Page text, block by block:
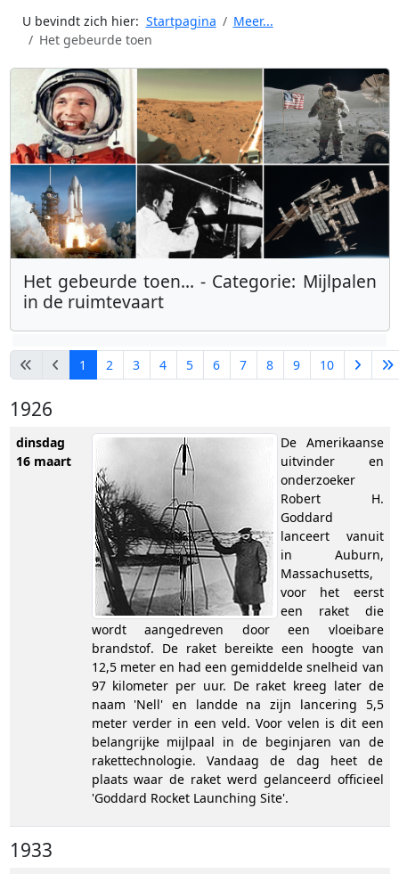
U bevindt zich hier: Startpagina
Meer...
Het gebeurde toen
Het gebeurde toen... - Categorie: Mijlpalen
in de ruimtevaart
1 2 3 4 5 6 7 8 9 10
1926
dinsdag
16 maart
De Amerikaanse
uitvinder en
onderzoeker
Robert H.
Goddard
lanceert vanuit
in Auburn,
Massachusetts,
voor het eerst
een raket die
wordt aangedreven door een vloeibare
brandstof. De raket bereikte een hoogte van
12,5 meter en had een gemiddelde snelheid van
97 kilometer per uur. De raket kreeg later de
naam 'Nell' en landde na zijn lancering 5,5
meter verder in een veld. Voor velen is dit een
belangrijke mijlpaal in de beginjaren van de
rakettechnologie. Vandaag de dag heet de
plaats waar de raket werd gelanceerd officieel
'Goddard Rocket Launching Site'.
1933